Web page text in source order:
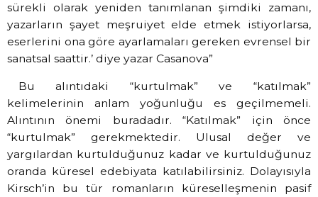
sürekli olarak yeniden tanımlanan şimdiki zamanı,
yazarların şayet meşruiyet elde etmek istiyorlarsa,
eserlerini ona göre ayarlamaları gereken evrensel bir
sanatsal saattir.’ diye yazar Casanova”
Bu alıntıdaki “kurtulmak” ve “katılmak”
kelimelerinin anlam yoğunluğu es geçilmemeli.
Alıntının önemi buradadır. “Katılmak” için önce
“kurtulmak” gerekmektedir. Ulusal değer ve
yargılardan kurtulduğunuz kadar ve kurtulduğunuz
oranda küresel edebiyata katılabilirsiniz. Dolayısıyla
Kirsch’in bu tür romanların küreselleşmenin pasif